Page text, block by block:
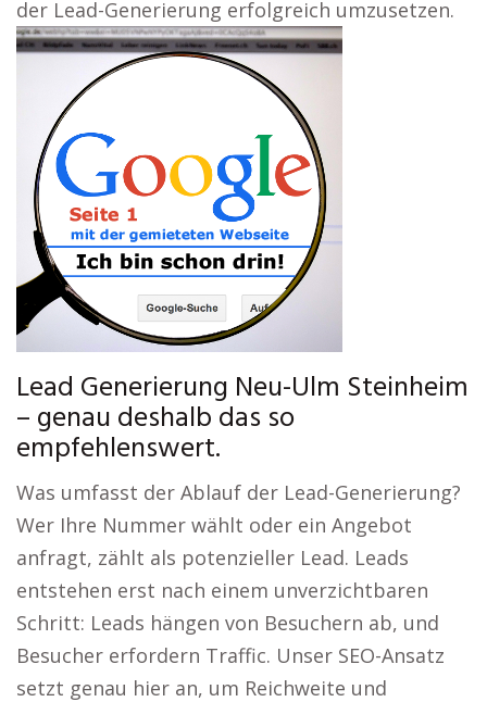
der Lead-Generierung erfolgreich umzusetzen.
Lead Generierung Neu-Ulm Steinheim
– genau deshalb das so
empfehlenswert.
Was umfasst der Ablauf der Lead-Generierung?
Wer Ihre Nummer wählt oder ein Angebot
anfragt, zählt als potenzieller Lead. Leads
entstehen erst nach einem unverzichtbaren
Schritt: Leads hängen von Besuchern ab, und
Besucher erfordern Traffic. Unser SEO-Ansatz
setzt genau hier an, um Reichweite und